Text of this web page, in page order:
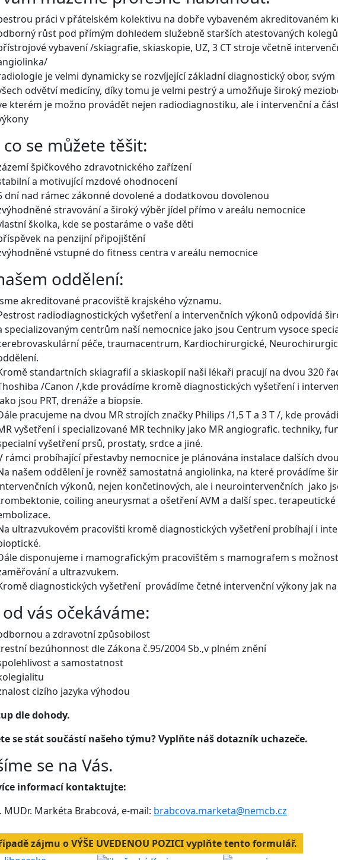
práci v přátelském kolektivu na dobře vybaveném akreditovaném
růst pod přímým dohledem služebně starších atestovaných
vybavení /skiagrafie, skiaskopie, UZ, 3 CT stroje včetně
je velmi dynamicky se rozvíjející základní diagnostický obor,
odvětví medicíny, díky tomu je velmi pestrý a umožňuje široký
kterém je možno provádět nejen radiodiagnostiku, ale i intervenční a
se můžete těšit:
špičkového zdravotnického zařízení
a motivující mzdové ohodnocení
dní nad rámec zákonné dovolené a dodatkovou dovolenou
stravování a široký výběr jídel přímo v areálu nemocnice
školka, kde se postaráme o vaše děti
na penzijní připojištění
vstupné do fitness centra v areálu nemocnice
oddělení:
akreditované pracoviště krajského významu.
radiodiagnostických vyšetření a intervenčních výkonů odpovídá
specializovaným centrům naší nemocnice jako jsou Centrum vysoce
péče, traumacentrum, Kardiochirurgické,
standartních skiagrafií a skiaskopií naši lékaři pracují na dvou 320
/Canon /,kde provádíme kromě diagnostických vyšetření i
jsou PRT, drenáže a biopsie.
pracujeme na dvou MR strojích značky Philips /1,5 T a 3 T /, kde
vyšetření i specializované MR techniky jako MR angiografic. techniky,
vyšetření prsů, prostaty, srdce a jiné.
rámci probíhající přestavby nemocnice je plánována instalace dalších
našem oddělení je rovněž samostatná angiolinka, na které provádíme
výkonů, nejen končetinových, ale i neurointervenčních jako
coiling aneurysmat a ošetření AVM a další spec. terapeutické
ultrazvukovém pracovišti kromě diagnostických vyšetření probíhají i
disponujeme i mamografickým pracovištěm s mamografem s
a ultrazvukem.
diagnostických vyšetření provádíme četné intervenční výkony jak
vás očekáváme:
a zdravotní způsobilost
bezúhonnost dle Zákona č.95/2004 Sb.,v plném znění
a samostatnost
cizího jazyka výhodou
dle dohody.
se stát součástí našeho týmu? Vyplňte náš dotazník uchazeče.
se na Vás.
informací kontaktujte:
MUDr. Markéta Brabcová, e-mail: brabcova.marketa@nemcb.cz
zájmu o VÝŠE UVEDENOU POZICI vyplňte tento formulář.